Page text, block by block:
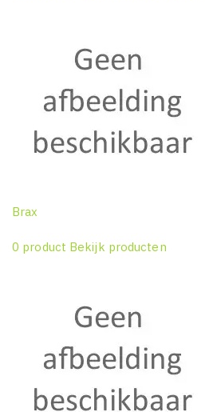
Brax
0 product Bekijk producten